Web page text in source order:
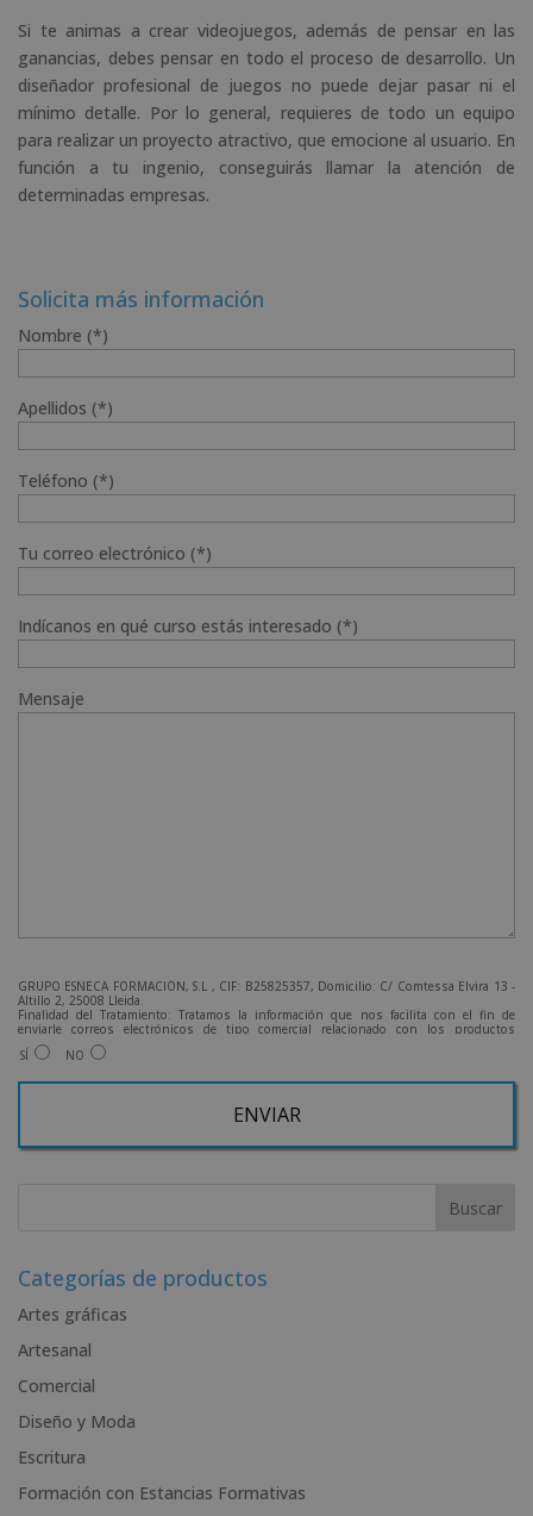
Si te animas a crear videojuegos, además de pensar en las
ganancias, debes pensar en todo el proceso de desarrollo. Un
diseñador profesional de juegos no puede dejar pasar ni el
mínimo detalle. Por lo general, requieres de todo un equipo
para realizar un proyecto atractivo, que emocione al usuario. En
función a tu ingenio, conseguirás llamar la atención de
determinadas empresas.
Solicita más información
Nombre (*)
Apellidos (*)
Teléfono (*)
Tu correo electrónico (*)
Indícanos en qué curso estás interesado (*)
Mensaje
GRUPO ESNECA FORMACIÓN, S.L , CIF: B25825357, Domicilio: C/ Comtessa Elvira 13 -
Altillo 2, 25008 Lleida.
Finalidad del Tratamiento: Tratamos la información que nos facilita con el fin de
enviarle correos electrónicos de tipo comercial relacionado con los productos
ofrecidos y otros tipo de productos que fueran de su interés.
Legitimación del tratamiento: Consentimiento del interesado.
a la dirección admin@grupoesneca.com.
Desea recibir información comercial (vía telefónica y/o email):
SÍ NO
r
a
t
i
e
:
Categorías de productos
Artes gráficas
Artesanal
Comercial
Diseño y Moda
Escritura
Formación con Estancias Formativas